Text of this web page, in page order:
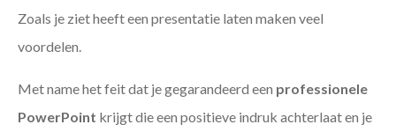
Zoals je ziet heeft een presentatie laten maken veel
voordelen.
Met name het feit dat je gegarandeerd een professionele
PowerPoint krijgt die een positieve indruk achterlaat en je